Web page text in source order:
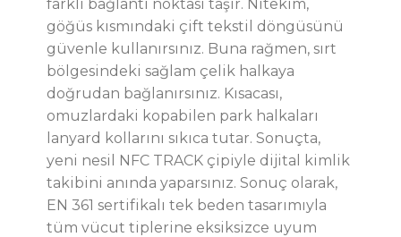
farklı bağlantı noktası taşır. Nitekim,
göğüs kısmındaki çift tekstil döngüsünü
güvenle kullanırsınız. Buna rağmen, sırt
bölgesindeki sağlam çelik halkaya
doğrudan bağlanırsınız. Kısacası,
omuzlardaki kopabilen park halkaları
lanyard kollarını sıkıca tutar. Sonuçta,
yeni nesil NFC TRACK çipiyle dijital kimlik
takibini anında yaparsınız. Sonuç olarak,
EN 361 sertifikalı tek beden tasarımıyla
tüm vücut tiplerine eksiksizce uyum